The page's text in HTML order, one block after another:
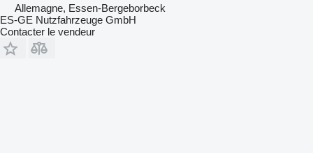
Allemagne, Essen-Bergeborbeck
ES-GE Nutzfahrzeuge GmbH
Contacter le vendeur